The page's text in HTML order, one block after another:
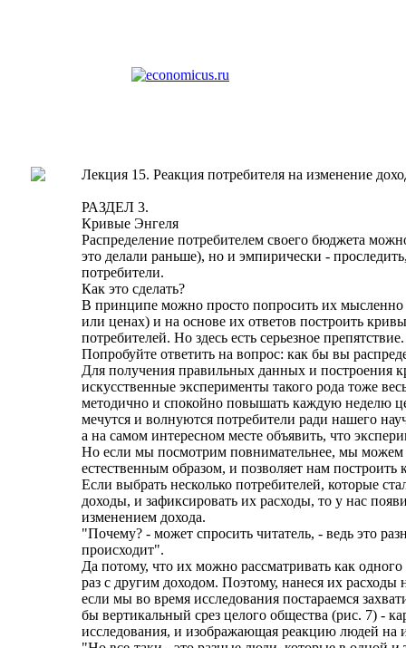
Лекция 15. Реакция потребителя на изменение
РАЗДЕЛ 3.
Кривые Энгеля
Распределение потребителем своего бюджета
это делали раньше), но и эмпирически -
потребители.
Как это сделать?
В принципе можно просто попросить их
или ценах) и на основе их ответов построить
потребителей. Но здесь есть серьезное
Попробуйте ответить на вопрос: как бы вы
Для получения правильных данных и построения
искусственные эксперименты такого рода тоже
методично и спокойно повышать каждую неделю
мечутся и волнуются потребители ради нашего
а на самом интересном месте объявить, что
Но если мы посмотрим повнимательнее, мы можем
естественным образом, и позволяет нам построить
Если выбрать несколько потребителей, которые
доходы, и зафиксировать их расходы, то у нас
изменением дохода.
"Почему? - может спросить читатель, - ведь это
происходит".
Да потому, что их можно рассматривать как
раз с другим доходом. Поэтому, нанеся их
если мы во время исследования постараемся
бы вертикальный срез целого общества (рис. 7) -
исследования, и изображающая реакцию людей на